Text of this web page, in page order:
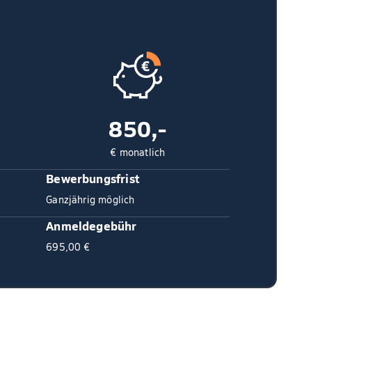
850,-
€ monatlich
Bewerbungsfrist
Ganzjährig möglich
Anmeldegebühr
695,00 €